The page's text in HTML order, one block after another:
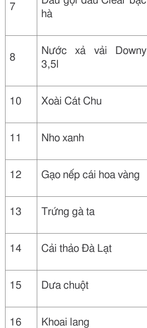
7
hà
8
Nước xả vải Downy
3,5l
10 Xoài Cát Chu
11 Nho xanh
12 Gạo nếp cái hoa vàng
13 Trứng gà ta
14 Cải thảo Đà Lạt
15 Dưa chuột
16 Khoai lang